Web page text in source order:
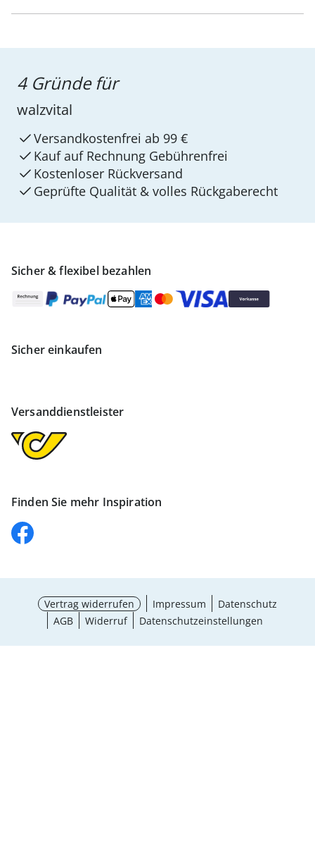
Sicher & flexibel bezahlen
Sicher einkaufen
Versanddienstleister
Finden Sie mehr Inspiration
4 Gründe für
walzvital
Versandkostenfrei ab 99 €
Kauf auf Rechnung Gebührenfrei
Kostenloser Rückversand
Geprüfte Qualität & volles Rückgaberecht
Vertrag widerrufen Impressum
Datenschutz
AGB
Widerruf Datenschutzeinstellungen